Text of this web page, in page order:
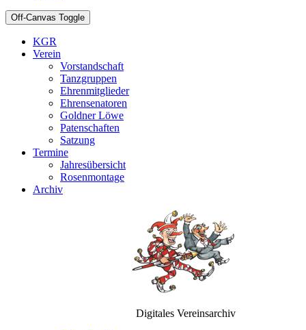
Off-Canvas Toggle
KGR
Verein
Vorstandschaft
Tanzgruppen
Ehrenmitglieder
Ehrensenatoren
Goldner Löwe
Patenschaften
Satzung
Termine
Jahresübersicht
Rosenmontage
Archiv
Digitales Vereinsarchiv